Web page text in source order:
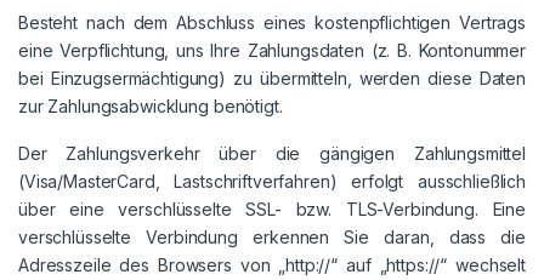
Besteht nach dem Abschluss eines kostenpflichtigen Vertrags
eine Verpflichtung, uns Ihre Zahlungsdaten (z. B. Kontonummer
bei Einzugsermächtigung) zu übermitteln, werden diese Daten
zur Zahlungsabwicklung benötigt.
Der Zahlungsverkehr über die gängigen Zahlungsmittel
(Visa/MasterCard, Lastschriftverfahren) erfolgt ausschließlich
über eine verschlüsselte SSL- bzw. TLS-Verbindung. Eine
verschlüsselte Verbindung erkennen Sie daran, dass die
Adresszeile des Browsers von „http://“ auf „https://“ wechselt